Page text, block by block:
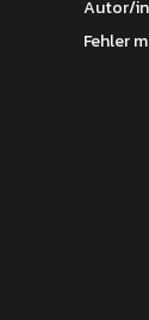
Autor/
Fehler